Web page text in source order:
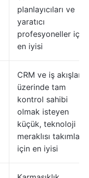
planlayıcıları ve
yaratıcı
profesyoneller için
en iyisi
CRM ve iş akışları
üzerinde tam
kontrol sahibi
olmak isteyen
küçük, teknoloji
meraklısı takımlar
için en iyisi